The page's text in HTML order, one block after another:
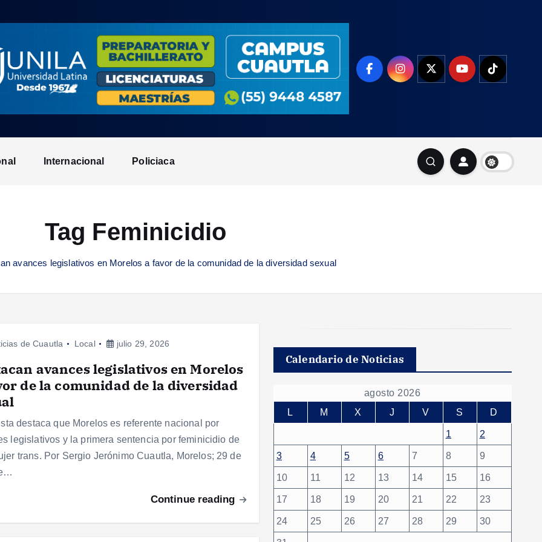
Internacional Policiaca
Tag Feminicidio
avances legislativos en Morelos a favor de la comunidad de la diversidad sexual
de Cuautla Local julio 29, 2026
avances legislativos en Morelos
de la comunidad de la diversidad
destaca que Morelos es referente nacional por
legislativos y la primera sentencia por feminicidio de
trans. Por Sergio Jerónimo Cuautla, Morelos; 29 de
Continue reading
Calendario de Noticias
agosto 2026
L
M X J V S D
1 2
3 4 5 6 7 8 9
10 11 12 13 14 15 16
17 18 19 20 21 22 23
24 25 26 27 28 29 30